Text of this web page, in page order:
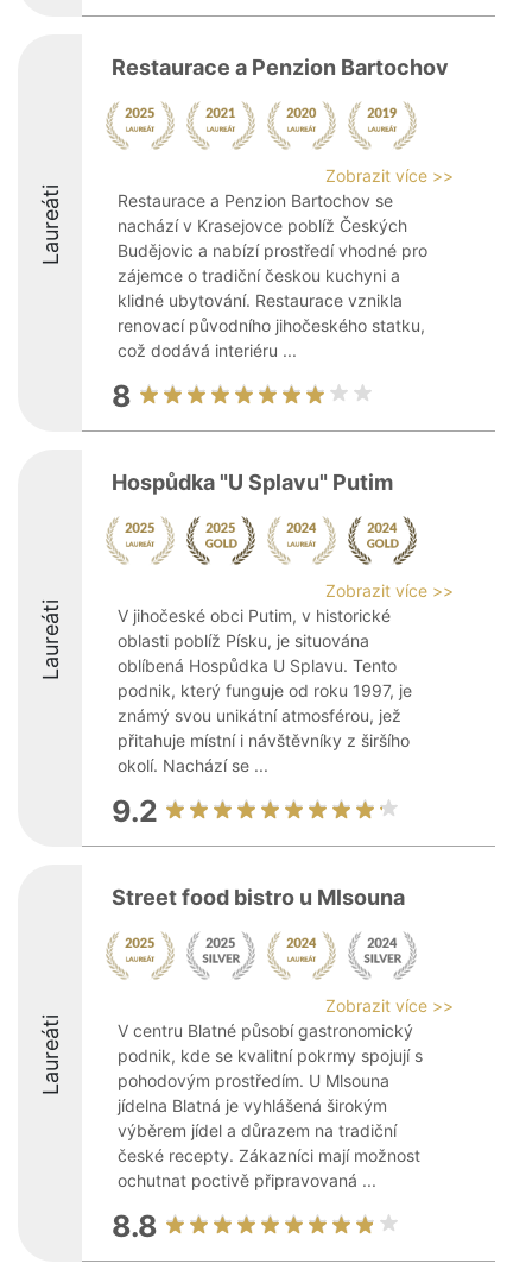
Laureáti
Restaurace a Penzion Bartochov
Zobrazit více >>
Restaurace a Penzion Bartochov se
nachází v Krasejovce poblíž Českých
Budějovic a nabízí prostředí vhodné pro
zájemce o tradiční českou kuchyni a
klidné ubytování. Restaurace vznikla
renovací původního jihočeského statku,
což dodává interiéru ...
8
Laureáti
Hospůdka "U Splavu" Putim
Zobrazit více >>
V jihočeské obci Putim, v historické
oblasti poblíž Písku, je situována
oblíbená Hospůdka U Splavu. Tento
podnik, který funguje od roku 1997, je
známý svou unikátní atmosférou, jež
přitahuje místní i návštěvníky z širšího
okolí. Nachází se ...
9.2
Laureáti
Street food bistro u Mlsouna
Zobrazit více >>
V centru Blatné působí gastronomický
podnik, kde se kvalitní pokrmy spojují s
pohodovým prostředím. U Mlsouna
jídelna Blatná je vyhlášená širokým
výběrem jídel a důrazem na tradiční
české recepty. Zákazníci mají možnost
ochutnat poctivě připravovaná ...
8.8